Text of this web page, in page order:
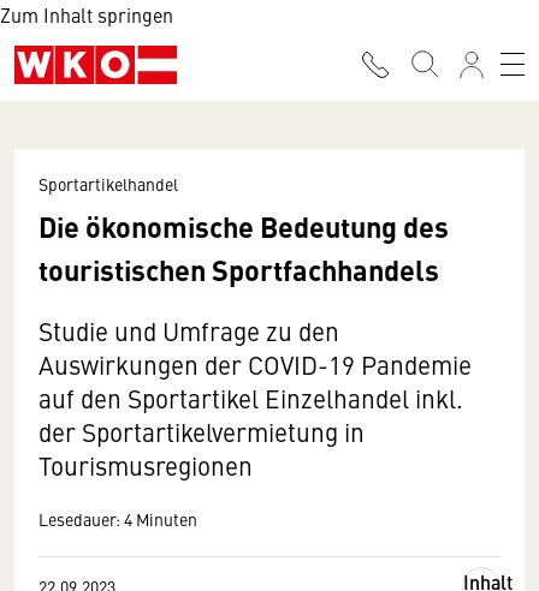
Zum Inhalt springen
Sportartikelhandel
Die ökonomische Bedeutung des
touristischen Sportfachhandels
Studie und Umfrage zu den
Auswirkungen der COVID-19 Pandemie
auf den Sportartikel Einzelhandel inkl.
der Sportartikelvermietung in
Tourismusregionen
Lesedauer: 4 Minuten
22.09.2023
Inhalt